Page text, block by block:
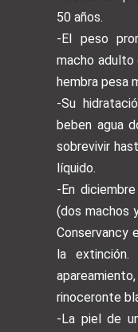
50 años.
-El peso
macho adulto
hembra pesa
-Su
beben agua
sobrevivir
líquido.
-En
(dos machos
Conservancy
la
rinoceronte
-La piel de